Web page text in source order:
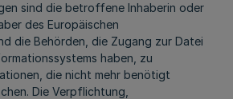
sind die betroffene Inhaberin oder
des Europäischen
die Behörden, die Zugang zur Datei
haben, zu
die nicht mehr benötigt
Die Verpflichtung,